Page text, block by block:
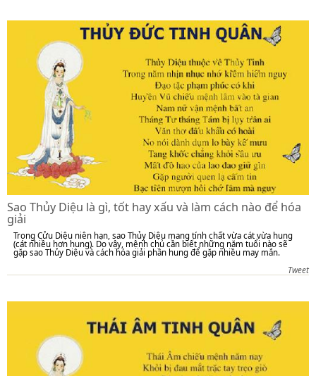
Sao Thủy Diệu là gì, tốt hay xấu và làm cách nào để hóa
giải
Trong Cửu Diệu niên hạn, sao Thủy Diệu mang tính chất vừa cát vừa hung
(cát nhiều hơn hung). Do vậy, mệnh chủ cần biết những năm tuổi nào sẽ
gặp sao Thủy Diệu và cách hóa giải phần hung để gặp nhiều may mắn.
Tweet